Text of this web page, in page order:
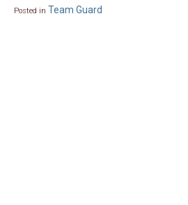
Posted in Team Guard